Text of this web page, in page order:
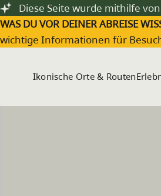
Zum Hauptinhalt springen
Diese Seite wurde mithilfe
WAS DU VOR DEINER ABREISE
wichtige Informationen für
Ikonische Orte & Routen